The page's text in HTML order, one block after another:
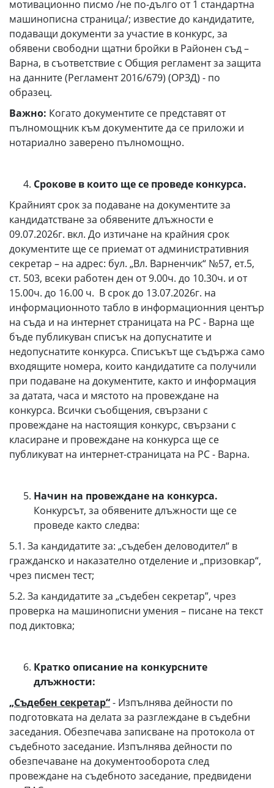
мотивационно писмо /не по-дълго от 1 стандартна
машинописна страница/; известие до кандидатите,
подаващи документи за участие в конкурс, за
обявени свободни щатни бройки в Районен съд –
Варна, в съответствие с Общия регламент за защита
на данните (Регламент 2016/679) (ОРЗД) - по
образец.
Важно: Когато документите се представят от
пълномощник към документите да се приложи и
нотариално заверено пълномощно.
Срокове в които ще се проведе конкурса.
Крайният срок за подаване на документите за
кандидатстване за обявените длъжности е
09.07.2026г. вкл. До изтичане на крайния срок
документите ще се приемат от административния
секретар – на адрес: бул. „Вл. Варненчик“ №57, ет.5,
ст. 503, всеки работен ден от 9.00ч. до 10.30ч. и от
15.00ч. до 16.00 ч. В срок до 13.07.2026г. на
информационното табло в информационния център
на съда и на интернет страницата на РС - Варна ще
бъде публикуван списък на допуснатите и
недопуснатите конкурса. Списъкът ще съдържа само
входящите номера, които кандидатите са получили
при подаване на документите, както и информация
за датата, часа и мястото на провеждане на
конкурса. Всички съобщения, свързани с
провеждане на настоящия конкурс, свързани с
класиране и провеждане на конкурса ще се
публикуват на интернет-страницата на РС - Варна.
Начин на провеждане на конкурса.
Конкурсът, за обявените длъжности ще се
проведе както следва:
5.1. За кандидатите за: „съдебен деловодител“ в
гражданско и наказателно отделение и „призовкар“,
чрез писмен тест;
5.2. За кандидатите за „съдебен секретар”, чрез
проверка на машинописни умения – писане на текст
под диктовка;
Кратко описание на конкурсните
длъжности:
„Съдебен секретар“- Изпълнява дейности по
подготовката на делата за разглеждане в съдебни
заседания. Обезпечава записване на протокола от
съдебното заседание. Изпълнява дейности по
обезпечаване на документооборота след
провеждане на съдебното заседание, предвидени